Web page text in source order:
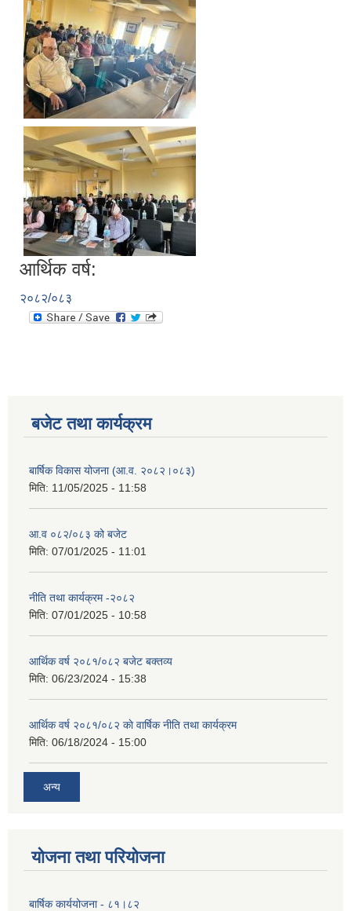
आर्थिक वर्ष:
२०८२/०८३
बजेट तथा कार्यक्रम
बार्षिक विकास योजना (आ.व. २०८२।०८३)
मिति: 11/05/2025 - 11:58
आ.व ०८२/०८३ को बजेट
मिति: 07/01/2025 - 11:01
नीति तथा कार्यक्रम -२०८२
मिति: 07/01/2025 - 10:58
आर्थिक वर्ष २०८१/०८२ बजेट बक्तव्य
मिति: 06/23/2024 - 15:38
आर्थिक वर्ष २०८१/०८२ काे वार्षिक नीति तथा कार्यक्रम
मिति: 06/18/2024 - 15:00
अन्य
योजना तथा परियोजना
बार्षिक कार्ययोजना - ८१।८२